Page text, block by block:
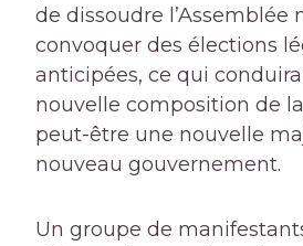
de dissoudre l’Assemblée
convoquer des élections
anticipées, ce qui
nouvelle composition de
peut-être une nouvelle
nouveau gouvernement.
Un groupe de